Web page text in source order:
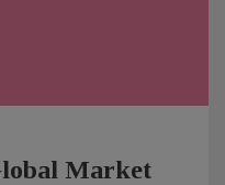
Market